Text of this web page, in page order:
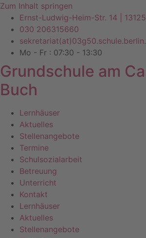
Zum Inhalt springen
Ernst-Ludwig-Heim-Str. 14 |
030 206315660
Mo - Fr : 07:30 - 13:30
Grundschule am
Buch
Lernhäuser
Aktuelles
Stellenangebote
Termine
Schulsozialarbeit
Betreuung
Unterricht
Kontakt
Lernhäuser
Aktuelles
Stellenangebote